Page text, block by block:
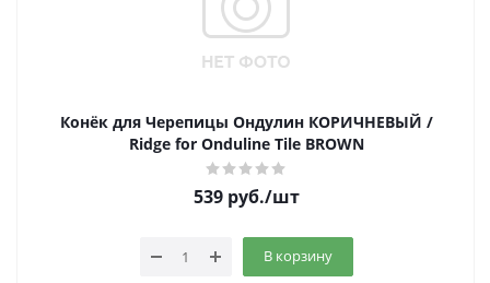
Конёк для Черепицы Ондулин КОРИЧНЕВЫЙ /
Ridge for Onduline Tile BROWN
539руб./шт
В корзину